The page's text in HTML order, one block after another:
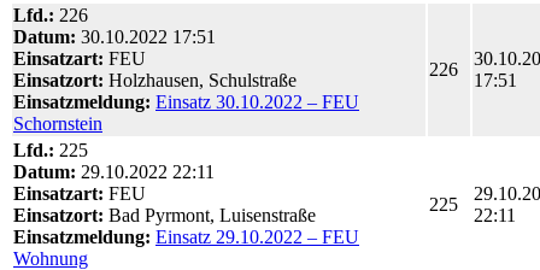
Lfd.: 226
Datum: 30.10.2022 17:51
Einsatzart: FEU
Einsatzort: Holzhausen, Schulstraße
Einsatzmeldung: Einsatz 30.10.2022 – FEU
Schornstein
226
17:51
Lfd.: 225
Datum: 29.10.2022 22:11
Einsatzart: FEU
Einsatzort: Bad Pyrmont, Luisenstraße
Einsatzmeldung: Einsatz 29.10.2022 – FEU
Wohnung
225
22:11